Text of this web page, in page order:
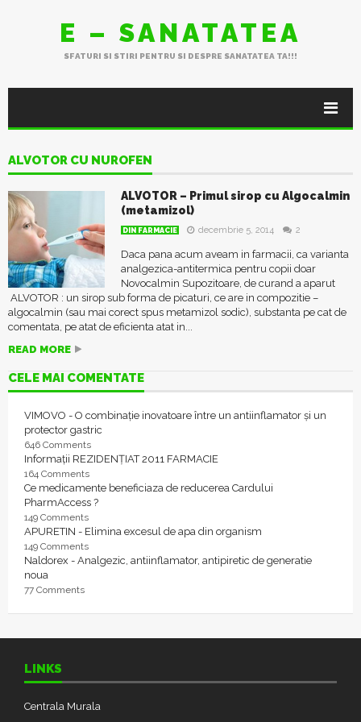
E – SANATATEA
SFATURI SI STIRI PENTRU SI DESPRE SANATATEA TA!!!
ALVOTOR CU NUROFEN
ALVOTOR – Primul sirop cu Algocalmin
(metamizol)
DIN FARMACIE decembrie 5, 2014 2
Daca pana acum aveam in farmacii, ca varianta
analgezica-antitermica pentru copii doar
Novocalmin Supozitoare, de curand a aparut
ALVOTOR : un sirop sub forma de picaturi, ce are in compozitie –
algocalmin (sau mai corect spus metamizol sodic), substanta pe cat de
comentata, pe atat de eficienta atat in...
READ MORE
CELE MAI COMENTATE
VIMOVO - O combinație inovatoare între un antiinflamator și un
protector gastric
646 Comments
Informații REZIDENȚIAT 2011 FARMACIE
164 Comments
Ce medicamente beneficiaza de reducerea Cardului
PharmAccess ?
149 Comments
APURETIN - Elimina excesul de apa din organism
149 Comments
Naldorex - Analgezic, antiinflamator, antipiretic de generatie
noua
77 Comments
LINKS
Centrala Murala